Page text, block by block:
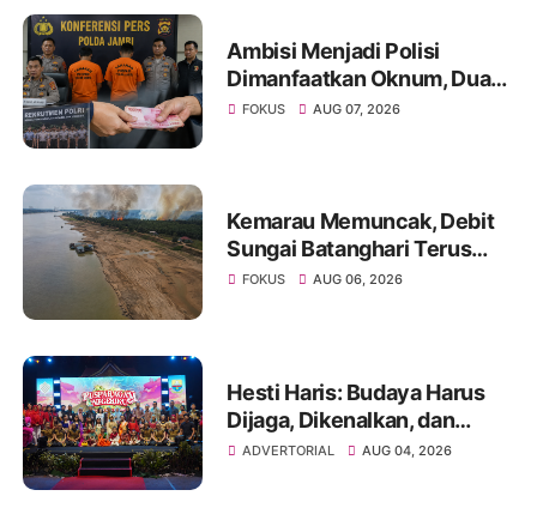
Ambisi Menjadi Polisi
Dimanfaatkan Oknum, Dua
Anggota Polda Jambi Diduga
FOKUS AUG 07, 2026
Kemarau Memuncak, Debit
Sungai Batanghari Terus
Menyusut, Jambi Hadapi
FOKUS AUG 06, 2026
Hesti Haris: Budaya Harus
Dijaga, Dikenalkan, dan
Diwariskan
ADVERTORIAL AUG 04, 2026